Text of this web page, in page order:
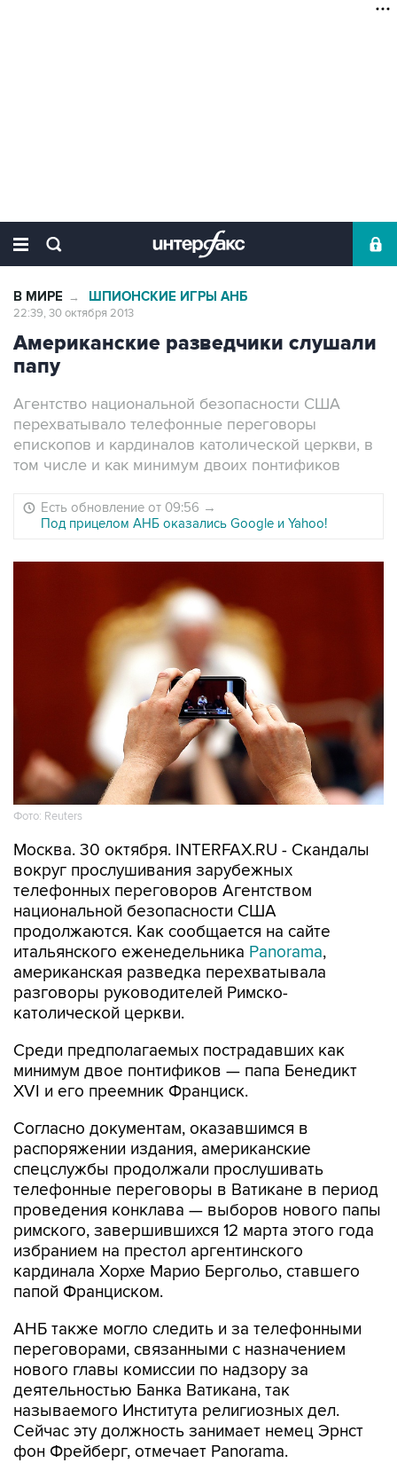
В МИРЕ → ШПИОНСКИЕ ИГРЫ АНБ
22:39, 30 октября 2013
Американские разведчики слушали
папу
Агентство национальной безопасности США
перехватывало телефонные переговоры
епископов и кардиналов католической церкви, в
том числе и как минимум двоих понтификов
Есть обновление от 09:56 →
Под прицелом АНБ оказались Google и Yahoo!
Фото: Reuters
Москва. 30 октября. INTERFAX.RU - Скандалы
вокруг прослушивания зарубежных
телефонных переговоров Агентством
национальной безопасности США
продолжаются. Как сообщается на сайте
итальянского еженедельника Panorama,
американская разведка перехватывала
разговоры руководителей Римско-
католической церкви.
Среди предполагаемых пострадавших как
минимум двое понтификов — папа Бенедикт
XVI и его преемник Франциск.
Согласно документам, оказавшимся в
распоряжении издания, американские
спецслужбы продолжали прослушивать
телефонные переговоры в Ватикане в период
проведения конклава — выборов нового папы
римского, завершившихся 12 марта этого года
избранием на престол аргентинского
кардинала Хорхе Марио Бергольо, ставшего
папой Франциском.
АНБ также могло следить и за телефонными
переговорами, связанными с назначением
нового главы комиссии по надзору за
деятельностью Банка Ватикана, так
называемого Института религиозных дел.
Сейчас эту должность занимает немец Эрнст
фон Фрейберг, отмечает Panorama.